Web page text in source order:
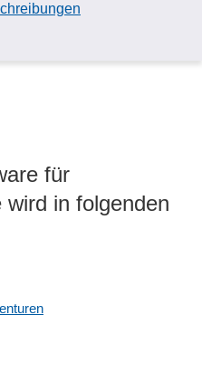
für
in folgenden